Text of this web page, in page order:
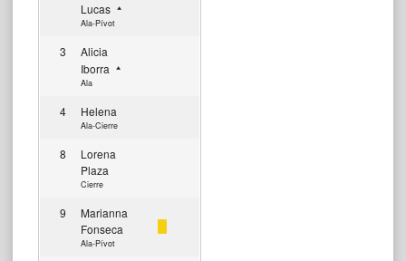
Lucas
Ala-Pívot
3
Alicia
Iborra
Ala
4 Helena
Ala-Cierre
8
Lorena
Plaza
Cierre
9
Marianna
Fonseca
Ala-Pívot